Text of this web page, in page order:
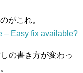
がこれ。
– Easy fix available?
の書き方が変わっ